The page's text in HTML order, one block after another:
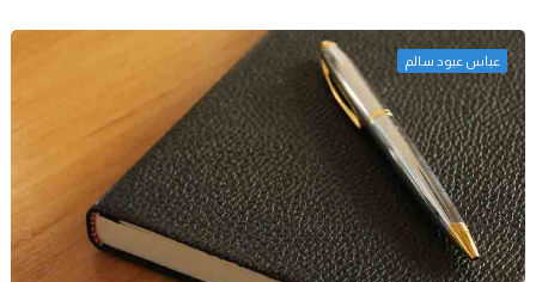
عباس عبود سالم